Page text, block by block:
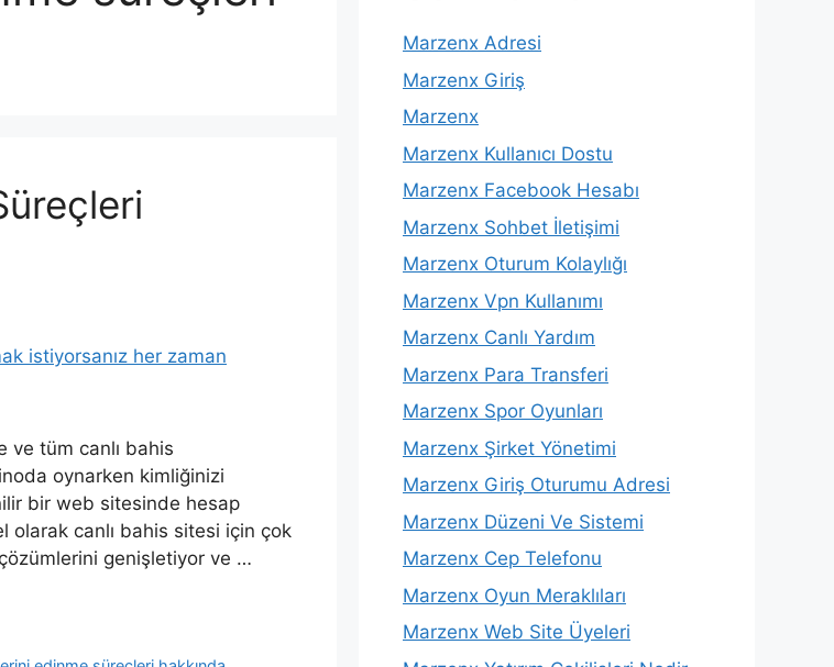
ve tüm canlı bahis
oynarken kimliğinizi
bir web sitesinde hesap
olarak canlı bahis sitesi için çok
genişletiyor ve …
Marzenx Adresi
Marzenx Giriş
Marzenx
Marzenx Kullanıcı Dostu
Marzenx Facebook Hesabı
Marzenx Sohbet İletişimi
Marzenx Oturum Kolaylığı
Marzenx Vpn Kullanımı
Marzenx Canlı Yardım
Marzenx Para Transferi
Marzenx Spor Oyunları
Marzenx Şirket Yönetimi
Marzenx Giriş Oturumu Adresi
Marzenx Düzeni Ve Sistemi
Marzenx Cep Telefonu
Marzenx Oyun Meraklıları
Marzenx Web Site Üyeleri